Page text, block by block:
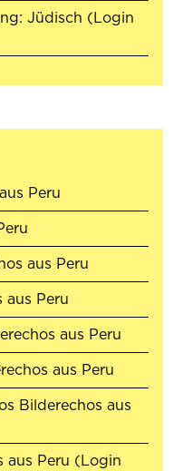
Jüdisch (Login
Peru
aus Peru
aus Peru
aus Peru
aus Peru
Bilderechos aus
aus Peru (Login